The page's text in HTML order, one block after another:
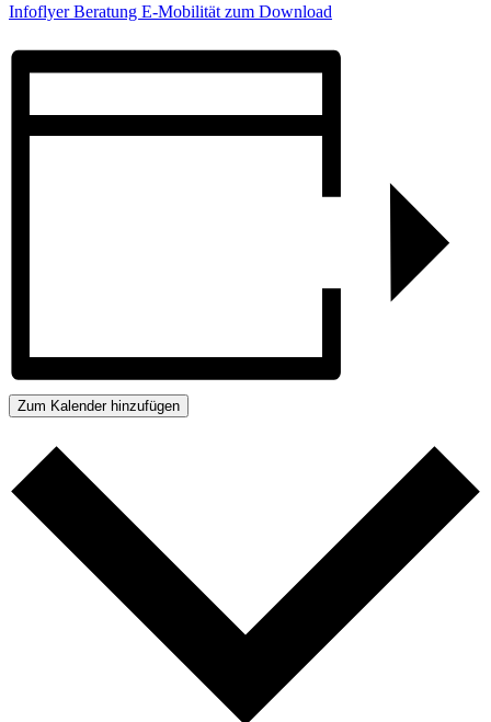
Infoflyer Beratung E-Mobilität zum Download
Zum Kalender hinzufügen